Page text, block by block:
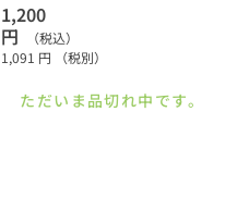
1,200
円
（税込）
1,091 円 （税別）
ただいま品切れ中です。